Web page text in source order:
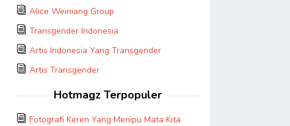
Alice Weiniang Group
Transgender Indonesia
Artis Indonesia Yang Transgender
Artis Transgender
Hotmagz Terpopuler
Fotografi Keren Yang Menipu Mata Kita